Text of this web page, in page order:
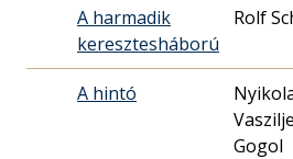
A harmadik
keresztesháború
Rolf
A hintó
Gogol